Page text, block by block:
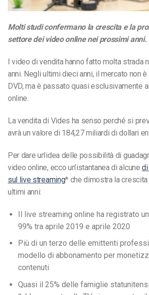
Molti studi confermano la crescita e la
settore dei video online nei prossimi anni.
I video di vendita hanno fatto molta strada
anni. Negli ultimi dieci anni, il mercato non
DVD, ma è passato quasi esclusivamente
online.
La vendita di Vides ha senso perché si
avrà un valore di 184,27 miliardi di dollari
Per dare un’idea delle possibilità di
video online, ecco un’istantanea di alcune
sul live streaming* che dimostra la
ultimi anni:
Il live streaming online ha registrato
99% tra aprile 2019 e aprile 2020
Più di un terzo delle emittenti
modello di abbonamento per
contenuti
Quasi il 25% delle famiglie